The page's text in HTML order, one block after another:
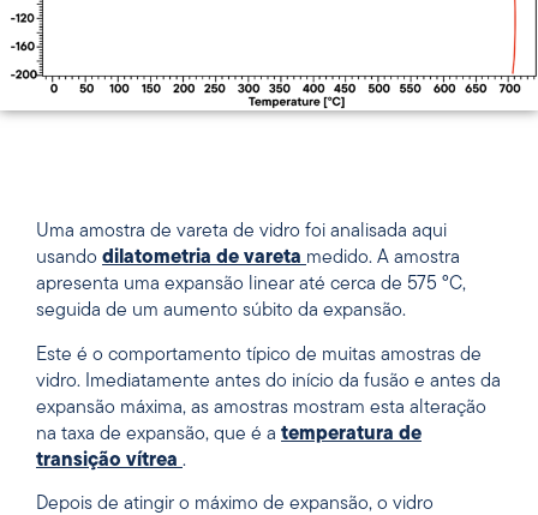
Uma amostra de vareta de vidro foi analisada aqui
usando dilatometria de vareta medido. A amostra
apresenta uma expansão linear até cerca de 575 °C,
seguida de um aumento súbito da expansão.
Este é o comportamento típico de muitas amostras de
vidro. Imediatamente antes do início da fusão e antes da
expansão máxima, as amostras mostram esta alteração
na taxa de expansão, que é a temperatura de
transição vítrea .
Depois de atingir o máximo de expansão, o vidro